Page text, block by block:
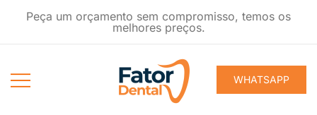
Peça um orçamento sem compromisso, temos os
melhores preços.
WHATSAPP